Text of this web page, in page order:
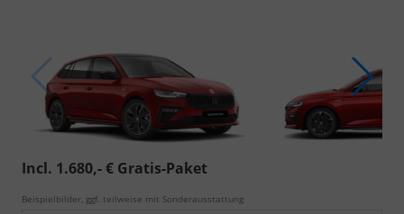
Incl. 1.680,- € Gratis-Paket
Beispielbilder, ggf. teilweise mit Sonderausstattung